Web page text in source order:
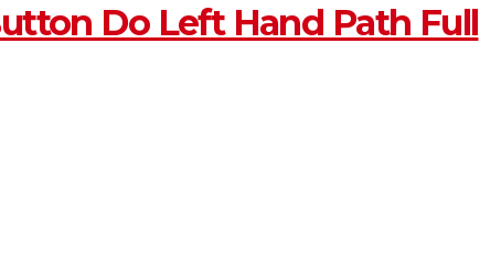
Do Left Hand Path Full